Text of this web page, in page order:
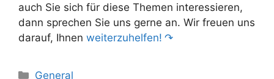
auch Sie sich für diese Themen interessieren,
dann sprechen Sie uns gerne an. Wir freuen uns
darauf, Ihnen weiterzuhelfen!
Categories
General